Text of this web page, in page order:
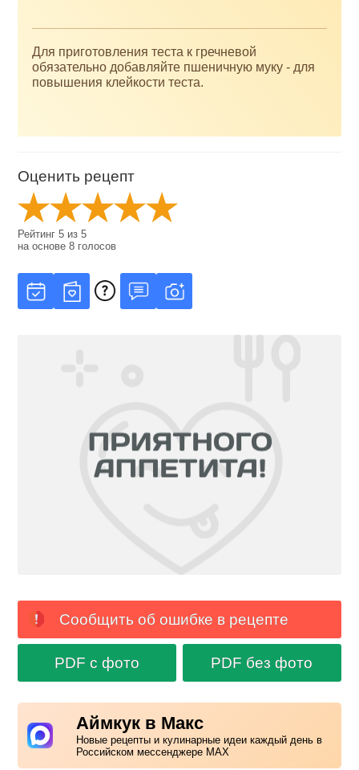
Для приготовления теста к гречневой
обязательно добавляйте пшеничную муку - для
повышения клейкости теста.
Оценить рецепт
Рейтинг5 из5
на основе8 голосов
Сообщить об ошибке в рецепте
PDF с фото PDF без фото
Аймкук в Макс
Новые рецепты и кулинарные идеи каждый день в
Российском мессенджере MAX